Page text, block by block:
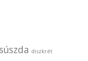
diszkrét